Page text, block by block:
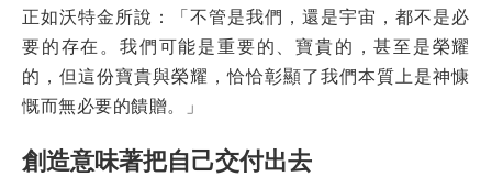
正如沃特金所說：「不管是我們，還是宇宙，都不是必
要的存在。我們可能是重要的、寶貴的，甚至是榮耀
的，但這份寶貴與榮耀，恰恰彰顯了我們本質上是神慷
慨而無必要的饋贈。」
創造意味著把自己交付出去